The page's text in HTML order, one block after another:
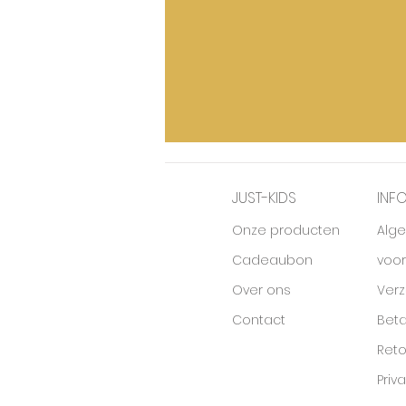
JUST-KIDS
Onze producten
Cadeaubon
Over ons
Contact